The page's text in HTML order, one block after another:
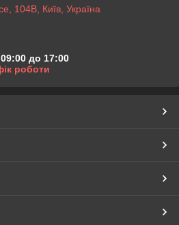
104B, Київ, Україна
до 17:00
роботи